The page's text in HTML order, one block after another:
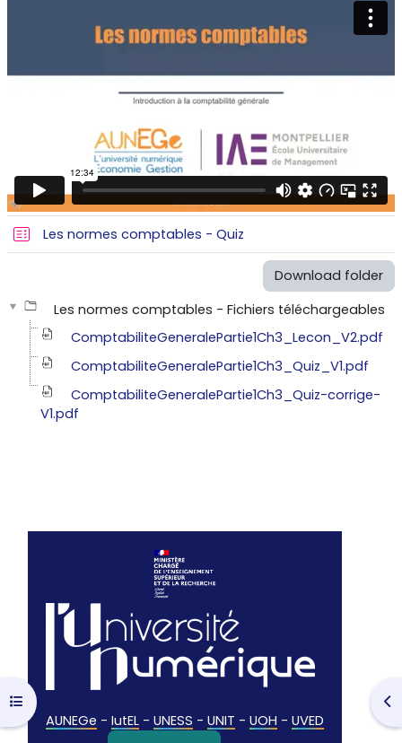
Open course index
Les normes comptables - Quiz
Download folder
Les normes comptables - Fichiers téléchargeables
ComptabiliteGeneralePartie1Ch3_Lecon_V2.pdf
ComptabiliteGeneralePartie1Ch3_Quiz_V1.pdf
ComptabiliteGeneralePartie1Ch3_Quiz-corrige-
V1.pdf
AUNEGe - IutEL - UNESS - UNIT - UOH - UVED